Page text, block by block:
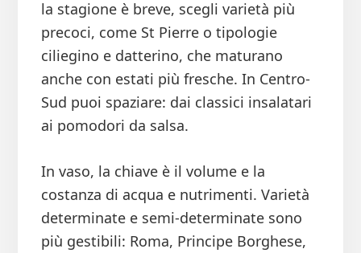
la stagione è breve, scegli varietà più
precoci, come St Pierre o tipologie
ciliegino e datterino, che maturano
anche con estati più fresche. In Centro-
Sud puoi spaziare: dai classici insalatari
ai pomodori da salsa.
In vaso, la chiave è il volume e la
costanza di acqua e nutrimenti. Varietà
determinate e semi-determinate sono
più gestibili: Roma, Principe Borghese,